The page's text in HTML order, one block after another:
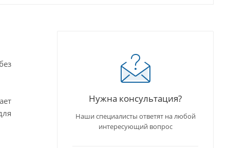
Нужна консультация?
Наши специалисты ответят на любой
интересующий вопрос